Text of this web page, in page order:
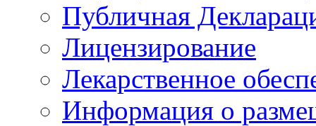
Публичная
Лицензирование
Лекарственное
Информация о